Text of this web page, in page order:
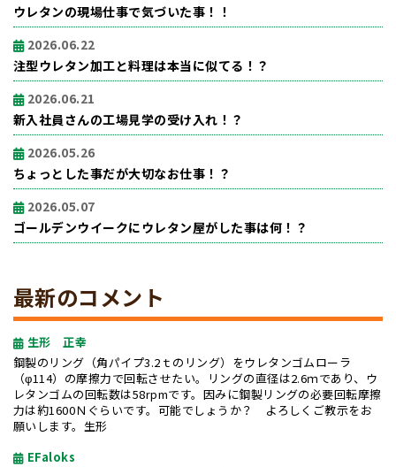
ウレタンの現場仕事で気づいた事！！
2026.06.22
注型ウレタン加工と料理は本当に似てる！？
2026.06.21
新入社員さんの工場見学の受け入れ！？
2026.05.26
ちょっとした事だが大切なお仕事！？
2026.05.07
ゴールデンウイークにウレタン屋がした事は何！？
最新のコメント
生形 正幸
鋼製のリング（角パイプ3.2ｔのリング）をウレタンゴムローラ
（φ114）の摩擦力で回転させたい。リングの直径は2.6ｍであり、ウ
レタンゴムの回転数は58rpmです。因みに鋼製リングの必要回転摩擦
力は約1600Ｎぐらいです。可能でしょうか？ よろしくご教示をお
願いします。生形
EFaloks